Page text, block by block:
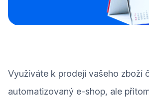
Využíváte k prodeji vašeho zboží
automatizovaný e-shop, ale